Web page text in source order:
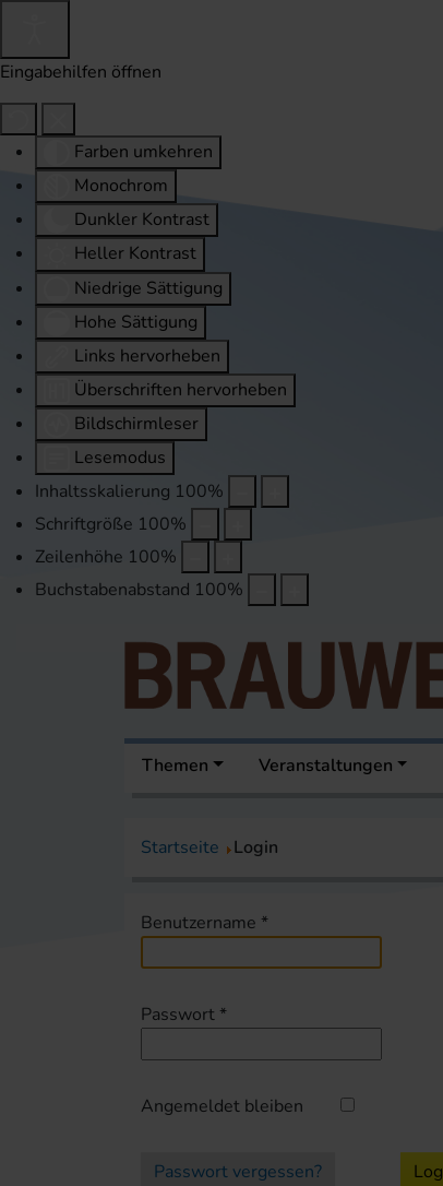
Eingabehilfen öffnen
Farben umkehren
Monochrom
Dunkler Kontrast
Heller Kontrast
Niedrige Sättigung
Hohe Sättigung
Links hervorheben
Überschriften hervorheben
Bildschirmleser
Lesemodus
Inhaltsskalierung 100%
Schriftgröße 100%
Zeilenhöhe 100%
Buchstabenabstand 100%
Themen Veranstaltungen
Startseite Login
Benutzername *
Passwort *
Angemeldet bleiben
Passwort vergessen?